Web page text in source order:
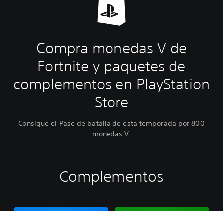
Compra monedas V de
Fortnite y paquetes de
complementos en PlayStation
Store
Consigue el Pase de batalla de esta temporada por 800
monedas V.
Complementos